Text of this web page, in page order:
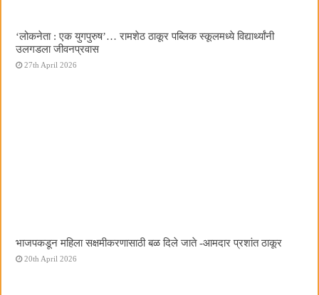
‌‘लोकनेता : एक युगपुरुष‌’… रामशेठ ठाकूर पब्लिक स्कूलमध्ये विद्यार्थ्यांनी
उलगडला जीवनप्रवास
27th April 2026
भाजपकडून महिला सक्षमीकरणासाठी बळ दिले जाते -आमदार प्रशांत ठाकूर
20th April 2026